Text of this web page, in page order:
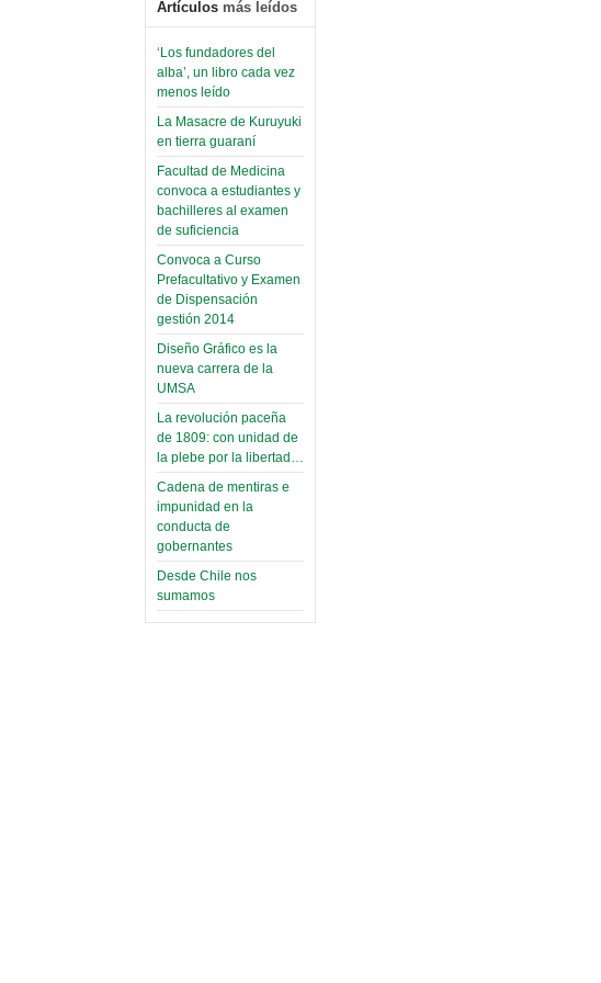
Artículos más leídos
‘Los fundadores del
alba’, un libro cada vez
menos leído
La Masacre de Kuruyuki
en tierra guaraní
Facultad de Medicina
convoca a estudiantes y
bachilleres al examen
de suficiencia
Convoca a Curso
Prefacultativo y Examen
de Dispensación
gestión 2014
Diseño Gráfico es la
nueva carrera de la
UMSA
La revolución paceña
de 1809: con unidad de
la plebe por la libertad…
Cadena de mentiras e
impunidad en la
conducta de
gobernantes
Desde Chile nos
sumamos